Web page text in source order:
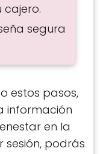
cajero.
segura
estos pasos,
información
en la
sesión, podrás